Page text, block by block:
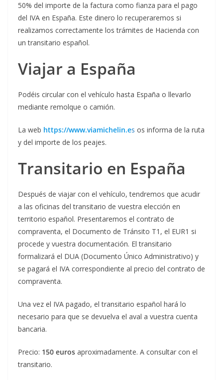
50% del importe de la factura como fianza para el pago
del IVA en España. Este dinero lo recuperaremos si
realizamos correctamente los trámites de Hacienda con
un transitario español.
Viajar a España
Podéis circular con el vehículo hasta España o llevarlo
mediante remolque o camión.
La web https://www.viamichelin.es os informa de la ruta
y del importe de los peajes.
Transitario en España
Después de viajar con el vehículo, tendremos que acudir
a las oficinas del transitario de vuestra elección en
territorio español. Presentaremos el contrato de
compraventa, el Documento de Tránsito T1, el EUR1 si
procede y vuestra documentación. El transitario
formalizará el DUA (Documento Único Administrativo) y
se pagará el IVA correspondiente al precio del contrato de
compraventa.
Una vez el IVA pagado, el transitario español hará lo
necesario para que se devuelva el aval a vuestra cuenta
bancaria.
Precio: 150 euros aproximadamente. A consultar con el
transitario.